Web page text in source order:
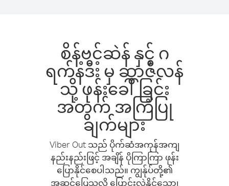
စိန့်ဗင့်ဆဲန် နှင့် ဂ
ရက်နဒီး မှ ဆွာဇီလန်
သို့ ဖုန်းခေါ်ခြင်း
အတွက် အကြံပြု
ချက်များ
Viber Out သည် ပိုက်ဆံအကုန်အကျ
နည်းနည်းဖြင့် အချိန် ပိုကြာကြာ ဖုန်း
ပြောနိုင်စေပါသည်။ ကျွန်ုပ်တို့၏
အဆင်ပြေသလို ပြောင်းလဲနိုင်သော၊